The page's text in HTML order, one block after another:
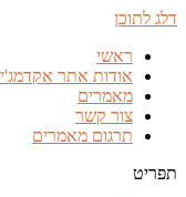
דלג לתוכן
ראשי
אודות אתר
מאמרים
צור קשר
תרגום מאמרים
תפריט